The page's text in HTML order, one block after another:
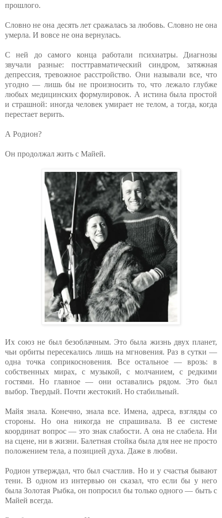
прошлого.
Словно не она десять лет сражалась за любовь. Словно не она
умерла. И вовсе не она вернулась.
С ней до самого конца работали психиатры. Диагнозы
звучали разные: посттравматический синдром, затяжная
депрессия, тревожное расстройство. Они называли все, что
угодно — лишь бы не произносить то, что лежало глубже
любых медицинских формулировок. А истина была простой
и страшной: иногда человек умирает не телом, а тогда, когда
перестает верить.
А Родион?
Он продолжал жить с Майей.
Их союз не был безоблачным. Это была жизнь двух планет,
чьи орбиты пересекались лишь на мгновения. Раз в сутки —
одна точка соприкосновения. Все остальное — врозь: в
собственных мирах, с музыкой, с молчанием, с редкими
гостями. Но главное — они оставались рядом. Это был
выбор. Твердый. Почти жестокий. Но стабильный.
Майя знала. Конечно, знала все. Имена, адреса, взгляды со
стороны. Но она никогда не спрашивала. В ее системе
координат вопрос — это знак слабости. А она не слабела. Ни
на сцене, ни в жизни. Балетная стойка была для нее не просто
положением тела, а позицией духа. Даже в любви.
Родион утверждал, что был счастлив. Но и у счастья бывают
тени. В одном из интервью он сказал, что если бы у него
была Золотая Рыбка, он попросил бы только одного — быть с
Майей всегда.